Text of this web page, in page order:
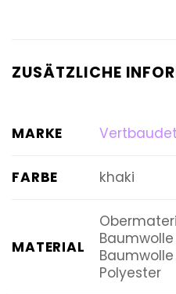
ZUSÄTZLICHE
MARKE Vertbaudet
FARBE khaki
MATERIAL
Baumwolle
Polyester